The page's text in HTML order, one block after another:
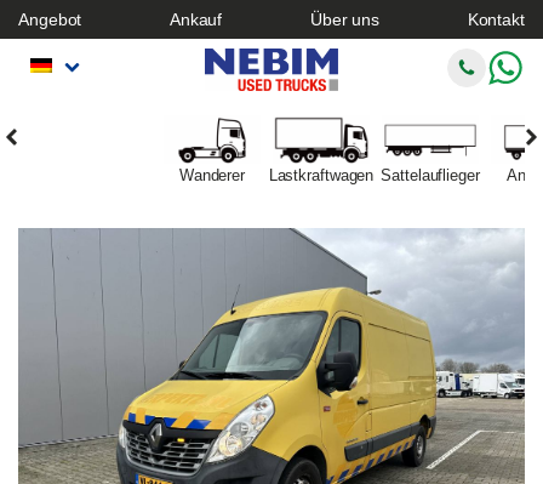
Angebot Ankauf Über uns Kontakt
Wanderer Lastkraftwagen Sattelauflieger